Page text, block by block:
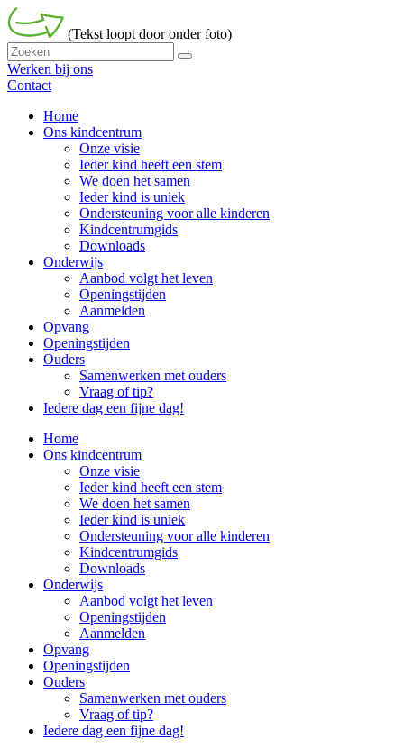
(Tekst loopt door onder foto)
Werken bij ons
Contact
Home
Ons kindcentrum
Onze visie
Ieder kind heeft een stem
We doen het samen
Ieder kind is uniek
Ondersteuning voor alle kinderen
Kindcentrumgids
Downloads
Onderwijs
Aanbod volgt het leven
Openingstijden
Aanmelden
Opvang
Openingstijden
Ouders
Samenwerken met ouders
Vraag of tip?
Iedere dag een fijne dag!
Home
Ons kindcentrum
Onze visie
Ieder kind heeft een stem
We doen het samen
Ieder kind is uniek
Ondersteuning voor alle kinderen
Kindcentrumgids
Downloads
Onderwijs
Aanbod volgt het leven
Openingstijden
Aanmelden
Opvang
Openingstijden
Ouders
Samenwerken met ouders
Vraag of tip?
Iedere dag een fijne dag!